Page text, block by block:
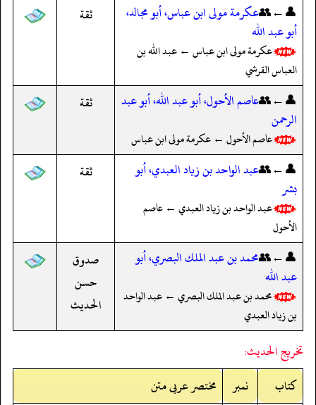
👤←👥عكرمة مولى ابن عباس، أبو مجالد،
أبو عبد الله
عكرمة مولى ابن عباس ← عبد الله بن
العباس القرشي
ثقة
👤←👥عاصم الأحول، أبو عبد الله، أبو عبد
الرحمن
عاصم الأحول ← عكرمة مولى ابن عباس
ثقة
👤←👥عبد الواحد بن زياد العبدي، أبو
بشر
عبد الواحد بن زياد العبدي ← عاصم
الأحول
ثقة
👤←👥محمد بن عبد الملك البصري، أبو
عبد الله
محمد بن عبد الملك البصري ← عبد الواحد
بن زياد العبدي
صدوق
حسن
الحديث
تخريج الحديث:
کتاب
نمبر
مختصر عربی متن